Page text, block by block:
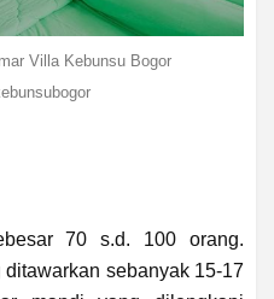
Villa Kebunsu Bogor
70 s.d. 100 orang.
sebanyak 15-17